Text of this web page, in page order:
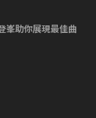
助你展現最佳曲